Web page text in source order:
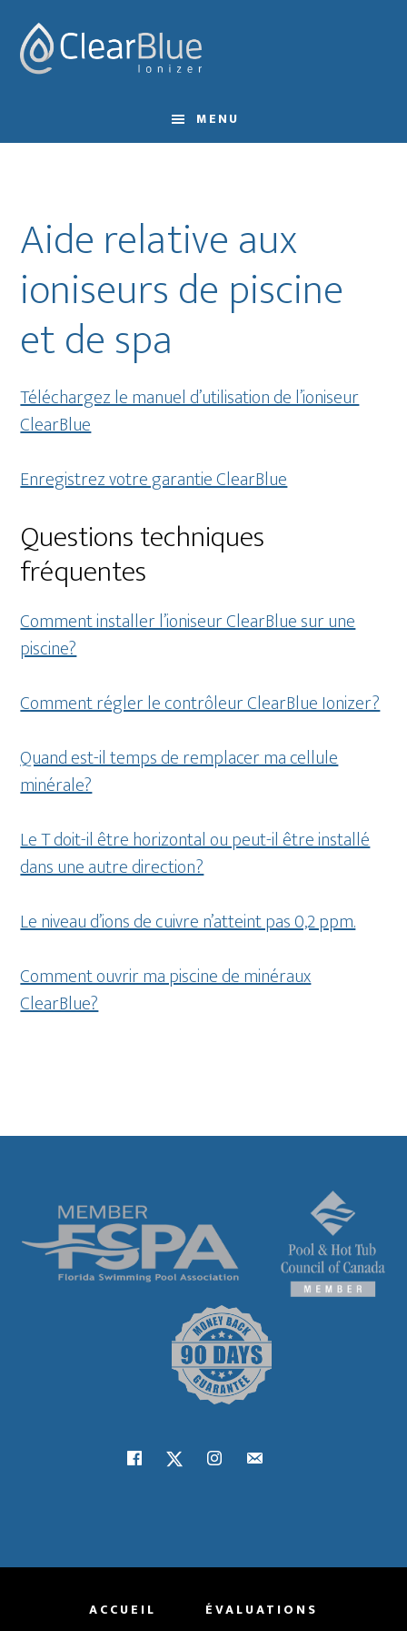
main
footer
MENU
Aide relative aux
ioniseurs de piscine
et de spa
Téléchargez le manuel d’utilisation de l’ioniseur
ClearBlue
Enregistrez votre garantie ClearBlue
Questions techniques
fréquentes
Comment installer l’ioniseur ClearBlue sur une
piscine?
Comment régler le contrôleur ClearBlue Ionizer?
Quand est-il temps de remplacer ma cellule
minérale?
Le T doit-il être horizontal ou peut-il être installé
dans une autre direction?
Le niveau d’ions de cuivre n’atteint pas 0,2 ppm.
Comment ouvrir ma piscine de minéraux
ClearBlue?
Footer
ACCUEIL ÉVALUATIONS